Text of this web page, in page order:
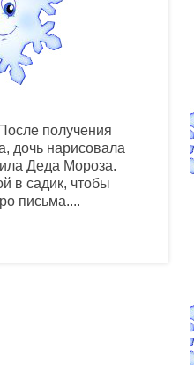
получения
дочь нарисовала
Деда Мороза.
в садик, чтобы
письма....